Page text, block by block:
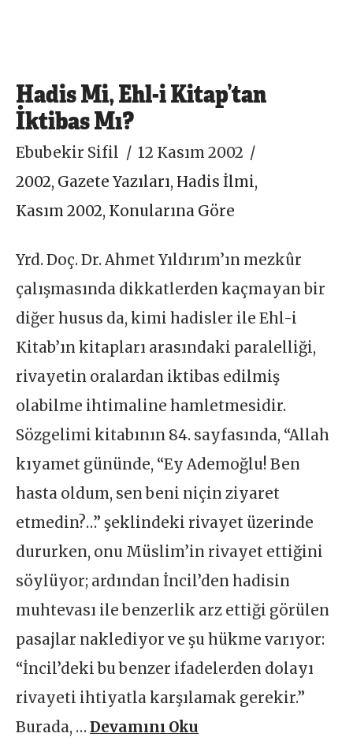
Hadis Mi, Ehl-i Kitap’tan
İktibas Mı?
Ebubekir Sifil
12 Kasım 2002
2002, Gazete Yazıları, Hadis İlmi,
Kasım 2002, Konularına Göre
Yrd. Doç. Dr. Ahmet Yıldırım’ın mezkûr
çalışmasında dikkatlerden kaçmayan bir
diğer husus da, kimi hadisler ile Ehl-i
Kitab’ın kitapları arasındaki paralelliği,
rivayetin oralardan iktibas edilmiş
olabilme ihtimaline hamletmesidir.
Sözgelimi kitabının 84. sayfasında, “Allah
kıyamet gününde, “Ey Ademoğlu! Ben
hasta oldum, sen beni niçin ziyaret
etmedin?…” şeklindeki rivayet üzerinde
dururken, onu Müslim’in rivayet ettiğini
söylüyor; ardından İncil’den hadisin
muhtevası ile benzerlik arz ettiği görülen
pasajlar naklediyor ve şu hükme varıyor:
“İncil’deki bu benzer ifadelerden dolayı
rivayeti ihtiyatla karşılamak gerekir.”
Burada, …Devamını Oku